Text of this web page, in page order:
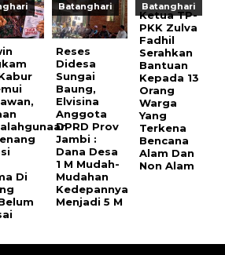
Di
Batanghari
Reses
Didesa
Sungai
Baung,
Elvisina
Anggota
DPRD Prov
Jambi :
Dana Desa
1 M Mudah-
Mudahan
Kedepannya
Menjadi 5 M
Batanghari
Ketua TP-
PKK Zulva
Fadhil
Serahkan
Bantuan
Kepada 13
Orang
Warga
Yang
Terkena
Bencana
Alam Dan
Non Alam